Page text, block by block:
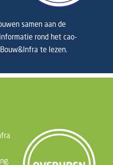
samen aan de
rond het cao-
te lezen.